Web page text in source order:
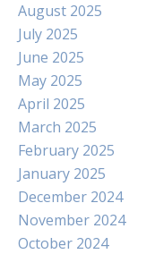
August 2025
July 2025
June 2025
May 2025
April 2025
March 2025
February 2025
January 2025
December 2024
November 2024
October 2024